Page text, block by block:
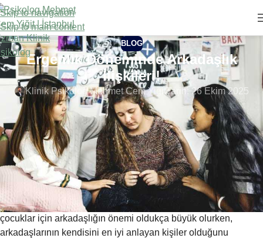
Skip to navigation
Skip to main content
BLOG
Ergenlik Döneminde Arkadaşlık
İlişkileri!
Klinik Psikolog Mehmet Cem YiğitTarih: 26 Ekim 2025
Ergenlik dönemi, bireylerin yaşamındaki en zor süreçlerden
biridir. Hem kendisi, hem de ailesi açısından zorlayan bu
dönemde, anne ve babalar çocuklarına iyi bir örnek olması
gerekirken, devamlı olarak çatışmalar yaşadıkları insanlar
haline dönüşmektedir. Bu gibi durumlarda ergenler kendilerine
farklı örnek arayışlarına girmekte ve arkadaş ilişkileri
kurmaktadır. Ergenlik döneminde arkadaşlık ilişkileri daha
erken yaşlarda başlangıç göstermektedir. Bu dönemde olan
çocuklar için arkadaşlığın önemi oldukça büyük olurken,
arkadaşlarının kendisini en iyi anlayan kişiler olduğunu